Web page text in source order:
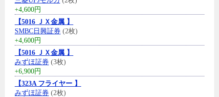
+4,600円
【5016 ＪＸ金属 】
SMBC日興証券 (2枚)
+4,600円
【5016 ＪＸ金属 】
みずほ証券 (3枚)
+6,900円
【323A フライヤー 】
みずほ証券 (2枚)